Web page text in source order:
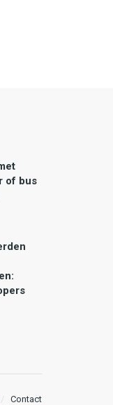
of bus
Contact